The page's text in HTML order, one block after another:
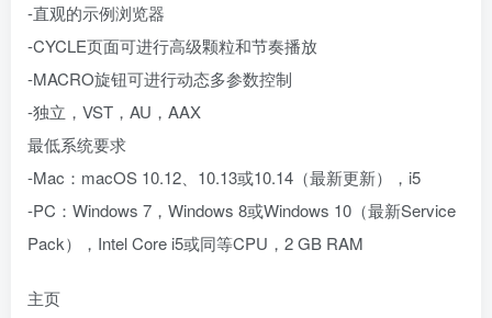
-直观的示例浏览器
-CYCLE页面可进行高级颗粒和节奏播放
-MACRO旋钮可进行动态多参数控制
-独立，VST，AU，AAX
最低系统要求
-Mac：macOS 10.12、10.13或10.14（最新更新），i5
-PC：Windows 7，Windows 8或Windows 10（最新Service
Pack），Intel Core i5或同等CPU，2 GB RAM
主页